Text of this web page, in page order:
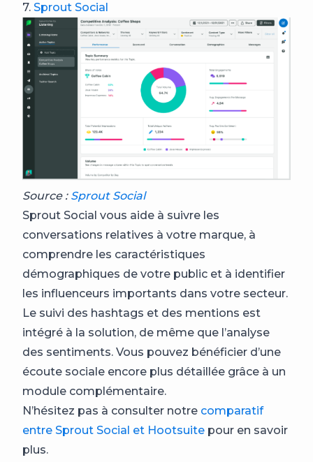
7. Sprout Social
Source :Sprout Social
Sprout Social vous aide à suivre les
conversations relatives à votre marque, à
comprendre les caractéristiques
démographiques de votre public et à identifier
les influenceurs importants dans votre secteur.
Le suivi des hashtags et des mentions est
intégré à la solution, de même que l’analyse
des sentiments. Vous pouvez bénéficier d’une
écoute sociale encore plus détaillée grâce à un
module complémentaire.
N’hésitez pas à consulter notre comparatif
entre Sprout Social et Hootsuite pour en savoir
plus.